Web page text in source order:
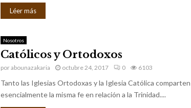
Léer más
Nosotros
Católicos y Ortodoxos
porabounazakaria octubre 24, 2017 0 6103
Tanto las Iglesias Ortodoxas y la Iglesia Católica comparten
esencialmente la misma fe en relación a la Trinidad....